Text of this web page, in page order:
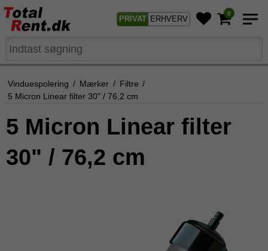
PRIVAT ERHVERV
0
Vinduespolering / Mærker / Filtre /
5 Micron Linear filter 30" / 76,2 cm
5 Micron Linear filter
30" / 76,2 cm